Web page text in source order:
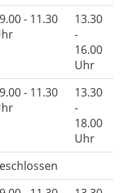
- 11.30
13.30
-
16.00
Uhr
- 11.30
13.30
-
18.00
Uhr